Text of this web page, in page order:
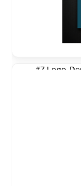
#7 Logo-